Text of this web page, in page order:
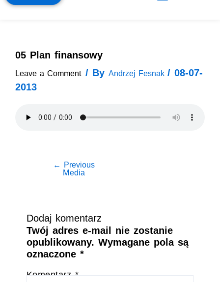
05 Plan finansowy
Leave a Comment / By Andrzej Fesnak/08-07-
2013
←
Previous
Media
Dodaj komentarz
Twój adres e-mail nie zostanie
opublikowany. Wymagane pola są
oznaczone *
Komentarz*